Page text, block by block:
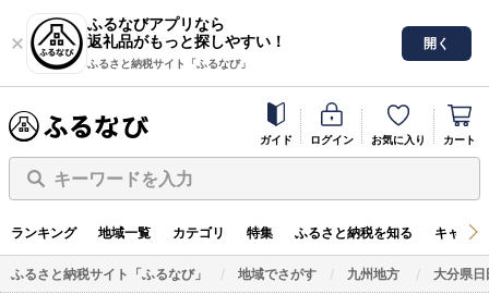
ふるなびアプリなら
返礼品がもっと探しやすい！
ふるさと納税サイト「ふるなび」
開く
ガイド ログイン お気に入り カート
キーワードを入力
ランキング 地域一覧 カテゴリ 特集 ふるさと納税を知る キャン
ふるさと納税サイト「ふるなび」 地域でさがす 九州地方 大分県日